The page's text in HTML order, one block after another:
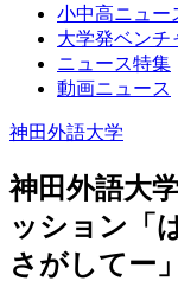
小中高ニュー
大学発ベンチ
ニュース特集
動画ニュース
神田外語大学
神田外語大
ッション「
さがしてー